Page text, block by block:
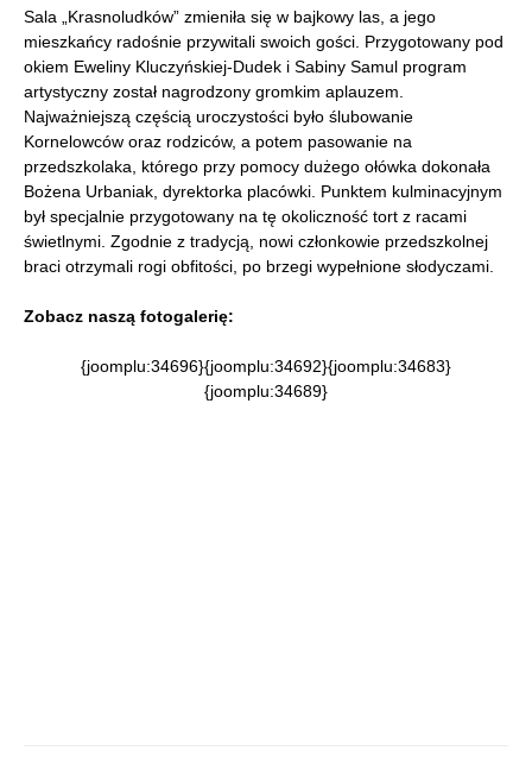
Sala „Krasnoludków” zmieniła się w bajkowy las, a jego
mieszkańcy radośnie przywitali swoich gości. Przygotowany pod
okiem Eweliny Kluczyńskiej-Dudek i Sabiny Samul program
artystyczny został nagrodzony gromkim aplauzem.
Najważniejszą częścią uroczystości było ślubowanie
Kornelowców oraz rodziców, a potem pasowanie na
przedszkolaka, którego przy pomocy dużego ołówka dokonała
Bożena Urbaniak, dyrektorka placówki. Punktem kulminacyjnym
był specjalnie przygotowany na tę okoliczność tort z racami
świetlnymi. Zgodnie z tradycją, nowi członkowie przedszkolnej
braci otrzymali rogi obfitości, po brzegi wypełnione słodyczami.
Zobacz naszą fotogalerię:
{joomplu:34696}{joomplu:34692}{joomplu:34683}
{joomplu:34689}